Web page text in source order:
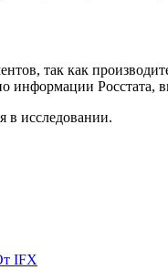
так как
информации
в исследовании.
IFX